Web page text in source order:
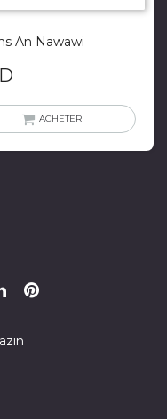
An Nawawi
ACHETER